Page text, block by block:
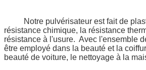
Notre pulvérisateur est fait de
résistance chimique, la résistance
résistance à l'usure. Avec l'ensemble
être employé dans la beauté et la
beauté de voiture, le nettoyage à la